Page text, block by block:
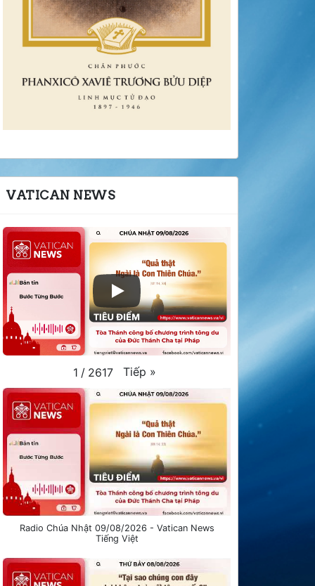
VATICAN NEWS
1 / 2617 Tiếp »
Radio Chúa Nhật 09/08/2026 - Vatican News
Tiếng Việt